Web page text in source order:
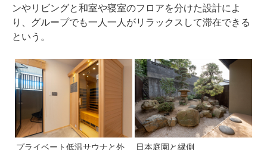
ンやリビングと和室や寝室のフロアを分けた設計によ
り、グループでも一人一人がリラックスして滞在できる
という。
プライベート低温サウナと外
日本庭園と縁側